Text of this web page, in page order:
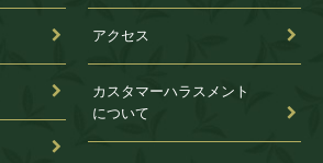
アクセス
カスタマーハラスメント
について